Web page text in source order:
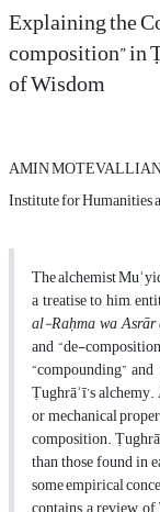
Explaining the
composition” in
of Wisdom
AMIN
Institute for Humanities
The alchemist
a treatise to him,
al-Raḥma wa
and “de-
“compounding”
Ṭughrāʾī’s
or mechanical
composition.
than those found in
some empirical